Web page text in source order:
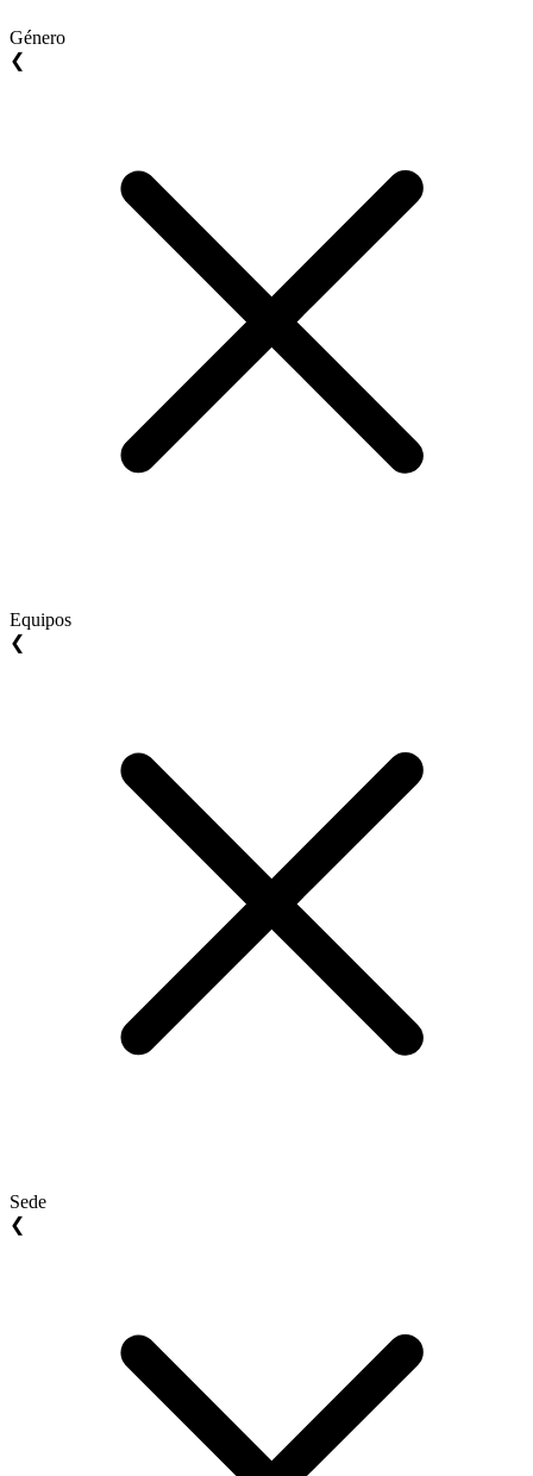
Género
❮
Equipos
❮
Sede
❮